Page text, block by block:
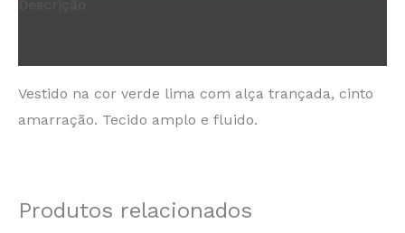
Vestido na cor verde lima com alça trançada, cinto
amarração. Tecido amplo e fluido.
Produtos relacionados